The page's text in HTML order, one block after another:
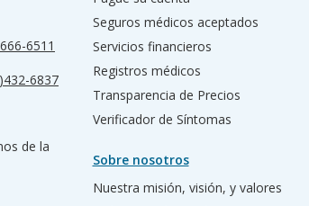
6511
6837
de la
Seguros médicos aceptados
Servicios financieros
Registros médicos
Transparencia de Precios
Verificador de Síntomas
Sobre nosotros
Nuestra misión, visión, y valores